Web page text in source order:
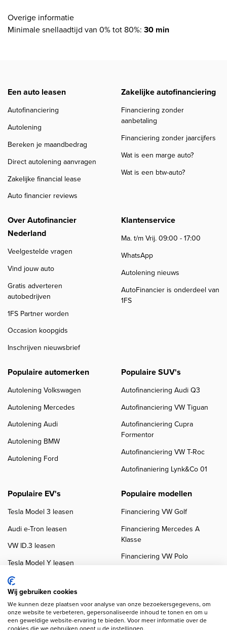
Overige informatie
Minimale snellaadtijd van 0% tot 80%: 30 min
Een auto leasen
Autofinanciering
Autolening
Bereken je maandbedrag
Direct autolening aanvragen
Zakelijke financial lease
Auto financier reviews
Zakelijke autofinanciering
Financiering zonder
aanbetaling
Financiering zonder jaarcijfers
Wat is een marge auto?
Wat is een btw-auto?
Over Autofinancier
Nederland
Veelgestelde vragen
Vind jouw auto
Gratis adverteren
autobedrijven
1FS Partner worden
Occasion koopgids
Inschrijven nieuwsbrief
Klantenservice
Ma. t/m Vrij. 09:00 - 17:00
WhatsApp
Autolening nieuws
AutoFinancier is onderdeel van
1FS
Populaire automerken
Autolening Volkswagen
Autolening Mercedes
Autolening Audi
Autolening BMW
Autolening Ford
Populaire SUV's
Autofinanciering Audi Q3
Autofinanciering VW Tiguan
Autofinanciering Cupra
Formentor
Autofinanciering VW T-Roc
Autofinaniering Lynk&Co 01
Populaire EV's
Tesla Model 3 leasen
Audi e-Tron leasen
VW ID.3 leasen
Tesla Model Y leasen
VW ID.4 leasen
Populaire modellen
Financiering VW Golf
Financiering Mercedes A
Klasse
Financiering VW Polo
Wij gebruiken cookies
We kunnen deze plaatsen voor analyse van onze bezoekersgegevens, om
onze website te verbeteren, gepersonaliseerde inhoud te tonen en om u
een geweldige website-ervaring te bieden. Voor meer informatie over de